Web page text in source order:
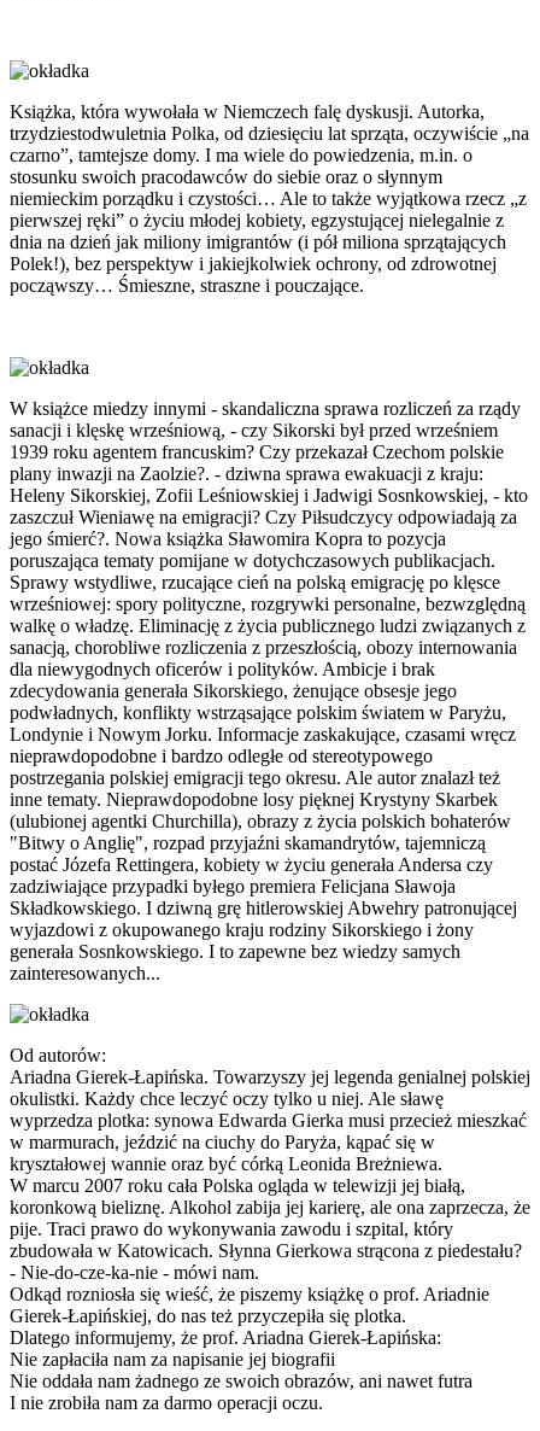
Książka, która wywołała w Niemczech falę dyskusji. Autorka,
trzydziestodwuletnia Polka, od dziesięciu lat sprząta, oczywiście „na
czarno”, tamtejsze domy. I ma wiele do powiedzenia, m.in. o
stosunku swoich pracodawców do siebie oraz o słynnym
niemieckim porządku i czystości… Ale to także wyjątkowa rzecz „z
pierwszej ręki” o życiu młodej kobiety, egzystującej nielegalnie z
dnia na dzień jak miliony imigrantów (i pół miliona sprzątających
Polek!), bez perspektyw i jakiejkolwiek ochrony, od zdrowotnej
począwszy… Śmieszne, straszne i pouczające.
W książce miedzy innymi - skandaliczna sprawa rozliczeń za rządy
sanacji i klęskę wrześniową, - czy Sikorski był przed wrześniem
1939 roku agentem francuskim? Czy przekazał Czechom polskie
plany inwazji na Zaolzie?. - dziwna sprawa ewakuacji z kraju:
Heleny Sikorskiej, Zofii Leśniowskiej i Jadwigi Sosnkowskiej, - kto
zaszczuł Wieniawę na emigracji? Czy Piłsudczycy odpowiadają za
jego śmierć?. Nowa książka Sławomira Kopra to pozycja
poruszająca tematy pomijane w dotychczasowych publikacjach.
Sprawy wstydliwe, rzucające cień na polską emigrację po klęsce
wrześniowej: spory polityczne, rozgrywki personalne, bezwzględną
walkę o władzę. Eliminację z życia publicznego ludzi związanych z
sanacją, chorobliwe rozliczenia z przeszłością, obozy internowania
dla niewygodnych oficerów i polityków. Ambicje i brak
zdecydowania generała Sikorskiego, żenujące obsesje jego
podwładnych, konflikty wstrząsające polskim światem w Paryżu,
Londynie i Nowym Jorku. Informacje zaskakujące, czasami wręcz
nieprawdopodobne i bardzo odległe od stereotypowego
postrzegania polskiej emigracji tego okresu. Ale autor znalazł też
inne tematy. Nieprawdopodobne losy pięknej Krystyny Skarbek
(ulubionej agentki Churchilla), obrazy z życia polskich bohaterów
"Bitwy o Anglię", rozpad przyjaźni skamandrytów, tajemniczą
postać Józefa Rettingera, kobiety w życiu generała Andersa czy
zadziwiające przypadki byłego premiera Felicjana Sławoja
Składkowskiego. I dziwną grę hitlerowskiej Abwehry patronującej
wyjazdowi z okupowanego kraju rodziny Sikorskiego i żony
generała Sosnkowskiego. I to zapewne bez wiedzy samych
zainteresowanych...
Od autorów:
Ariadna Gierek-Łapińska. Towarzyszy jej legenda genialnej polskiej
okulistki. Każdy chce leczyć oczy tylko u niej. Ale sławę
wyprzedza plotka: synowa Edwarda Gierka musi przecież mieszkać
w marmurach, jeździć na ciuchy do Paryża, kąpać się w
kryształowej wannie oraz być córką Leonida Breżniewa.
W marcu 2007 roku cała Polska ogląda w telewizji jej białą,
koronkową bieliznę. Alkohol zabija jej karierę, ale ona zaprzecza, że
pije. Traci prawo do wykonywania zawodu i szpital, który
zbudowała w Katowicach. Słynna Gierkowa strącona z piedestału?
- Nie-do-cze-ka-nie - mówi nam.
Odkąd rozniosła się wieść, że piszemy książkę o prof. Ariadnie
Gierek-Łapińskiej, do nas też przyczepiła się plotka.
Dlatego informujemy, że prof. Ariadna Gierek-Łapińska:
Nie zapłaciła nam za napisanie jej biografii
Nie oddała nam żadnego ze swoich obrazów, ani nawet futra
I nie zrobiła nam za darmo operacji oczu.